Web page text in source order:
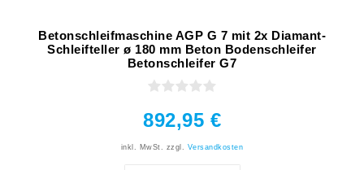
Betonschleifmaschine AGP G 7 mit 2x Diamant-
Schleifteller ø 180 mm Beton Bodenschleifer
Betonschleifer G7
892,95 €
inkl. MwSt. zzgl. Versandkosten